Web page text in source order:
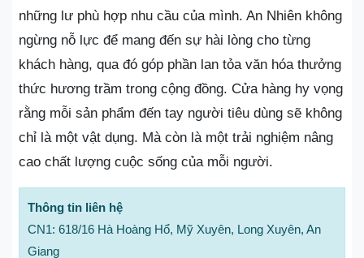
những lư phù hợp nhu cầu của mình. An Nhiên không
ngừng nỗ lực để mang đến sự hài lòng cho từng
khách hàng, qua đó góp phần lan tỏa văn hóa thưởng
thức hương trầm trong cộng đồng. Cửa hàng hy vọng
rằng mỗi sản phẩm đến tay người tiêu dùng sẽ không
chỉ là một vật dụng. Mà còn là một trải nghiệm nâng
cao chất lượng cuộc sống của mỗi người.
Thông tin liên hệ
CN1: 618/16 Hà Hoàng Hổ, Mỹ Xuyên, Long Xuyên, An
Giang